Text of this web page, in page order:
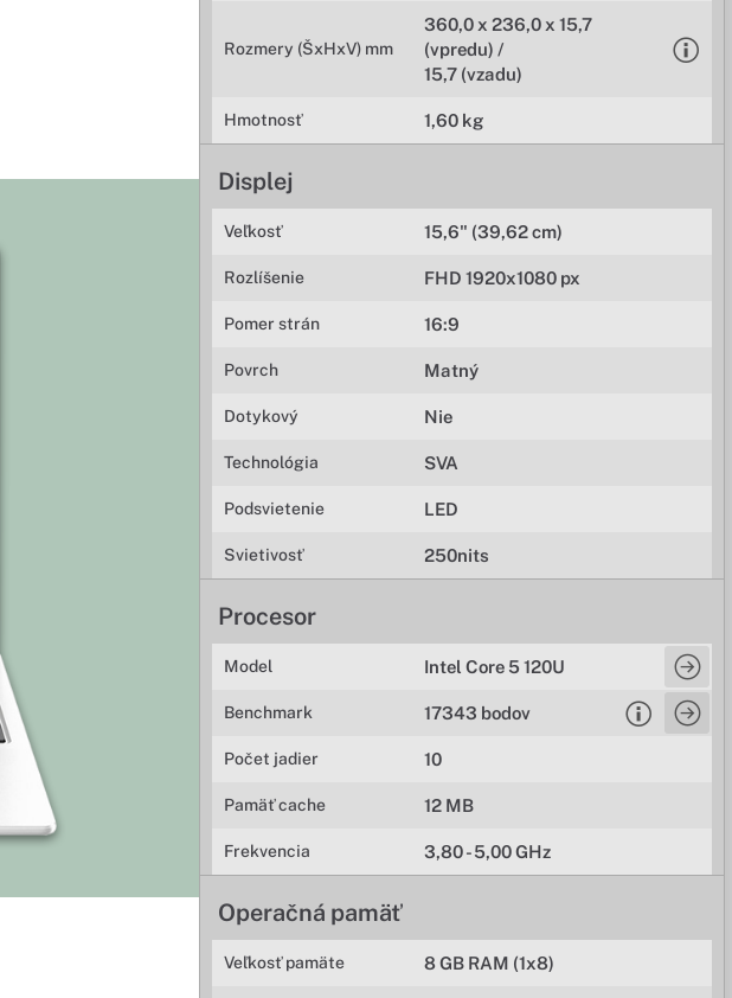
Rozmery (ŠxHxV) mm
360,0 x 236,0 x 15,7
(vpredu) /
15,7 (vzadu)
Hmotnosť 1,60 kg
Displej
Veľkosť 15,6" (39,62 cm)
Rozlíšenie FHD 1920x1080 px
Pomer strán 16:9
Povrch Matný
Dotykový Nie
Technológia SVA
Podsvietenie LED
Svietivosť 250nits
Procesor
Model Intel Core 5 120U
Benchmark 17343 bodov
Počet jadier 10
Pamäť cache 12 MB
Frekvencia 3,80 - 5,00 GHz
Operačná pamäť
Veľkosť pamäte 8 GB RAM (1x8)